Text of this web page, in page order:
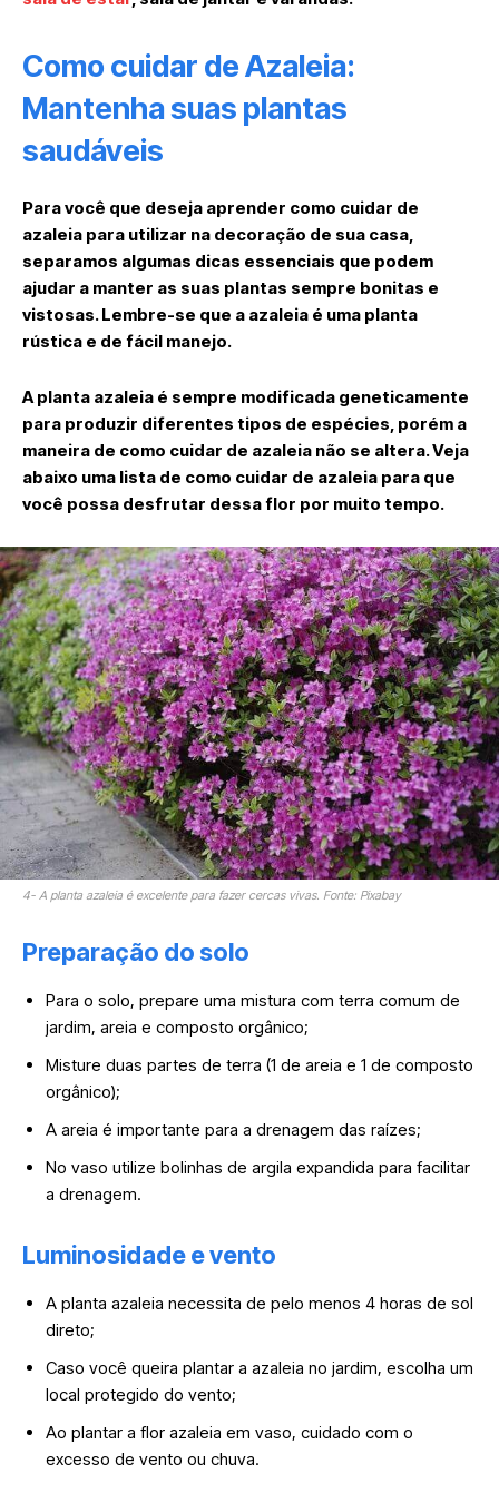
Como cuidar de Azaleia:
Mantenha suas plantas
saudáveis
Para você que deseja aprender como cuidar de
azaleia para utilizar na decoração de sua casa,
separamos algumas dicas essenciais que podem
ajudar a manter as suas plantas sempre bonitas e
vistosas. Lembre-se que a azaleia é uma planta
rústica e de fácil manejo.
A planta azaleia é sempre modificada geneticamente
para produzir diferentes tipos de espécies, porém a
maneira de como cuidar de azaleia não se altera. Veja
abaixo uma lista de como cuidar de azaleia para que
você possa desfrutar dessa flor por muito tempo.
4- A planta azaleia é excelente para fazer cercas vivas. Fonte: Pixabay
Preparação do solo
Para o solo, prepare uma mistura com terra comum de
jardim, areia e composto orgânico;
Misture duas partes de terra (1 de areia e 1 de composto
orgânico);
A areia é importante para a drenagem das raízes;
No vaso utilize bolinhas de argila expandida para facilitar
a drenagem.
Luminosidade e vento
A planta azaleia necessita de pelo menos 4 horas de sol
direto;
Caso você queira plantar a azaleia no jardim, escolha um
local protegido do vento;
Ao plantar a flor azaleia em vaso, cuidado com o
excesso de vento ou chuva.